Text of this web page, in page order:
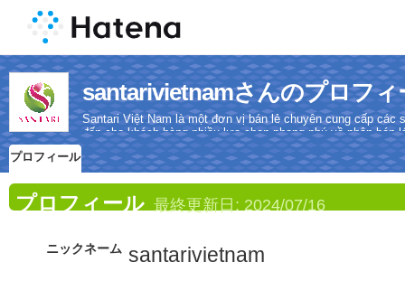
santarivietnamさんのプロフィ
Santari Việt Nam là một đơn vị bán lẻ chuyên cung cấp các
đến cho khách hàng nhiều lựa chọn phong phú về phân
chế phẩm sinh học.
プロフィール
プロフィール 最終更新日: 2024/07/16
ニックネーム santarivietnam